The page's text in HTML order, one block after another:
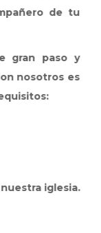
de Cristo
Nuestra
realizados
personas
taller en el
nuevo
Realizar
Ser mayor